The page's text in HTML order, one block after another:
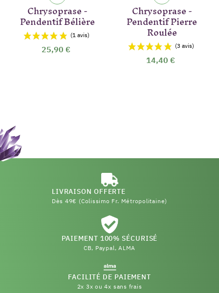
Chrysoprase -
Pendentif Bélière
25,90 €
Chrysoprase -
Pendentif Pierre
Roulée
14,40 €
LIVRAISON OFFERTE
Dès 49€ (Colissimo Fr. Métropolitaine)
PAIEMENT 100% SÉCURISÉ
CB, Paypal, ALMA
FACILITÉ DE PAIEMENT
2x 3x ou 4x sans frais